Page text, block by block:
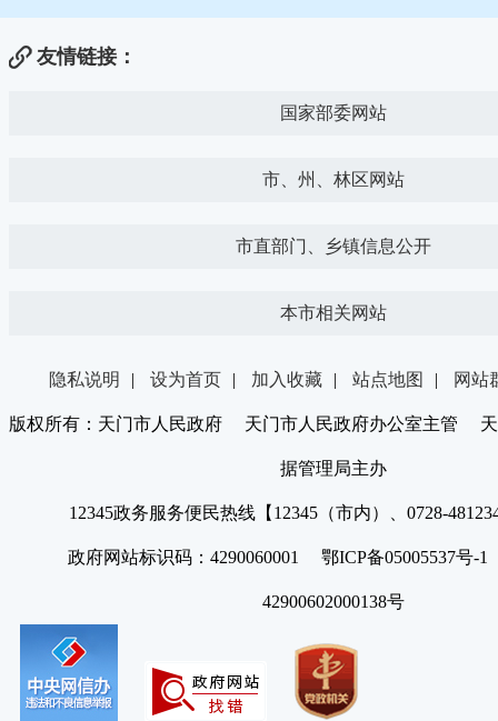
友情链接：
国家部委网站
市、州、林区网站
市直部门、乡镇信息公开
本市相关网站
隐私说明 | 设为首页 | 加入收藏 | 站点地图 | 网站
版权所有：天门市人民政府 天门市人民政府办公室主管 天
据管理局主办
12345政务服务便民热线【12345（市内）、0728-
政府网站标识码：4290060001 鄂ICP备05005537号
42900602000138号